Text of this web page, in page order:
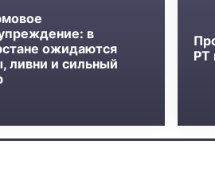
в
ожидаются
ливни и сильный
РТ